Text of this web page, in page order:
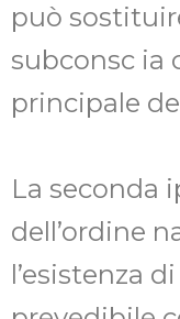
può
subconsc ia
principale
La seconda
dell’ordine
l’esistenza